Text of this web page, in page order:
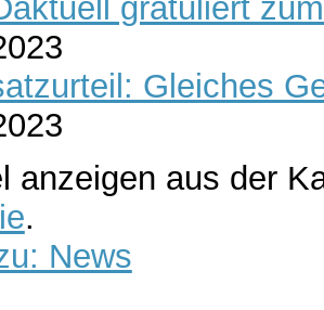
gratuliert
Gleiches
anzeigen aus der
.
News